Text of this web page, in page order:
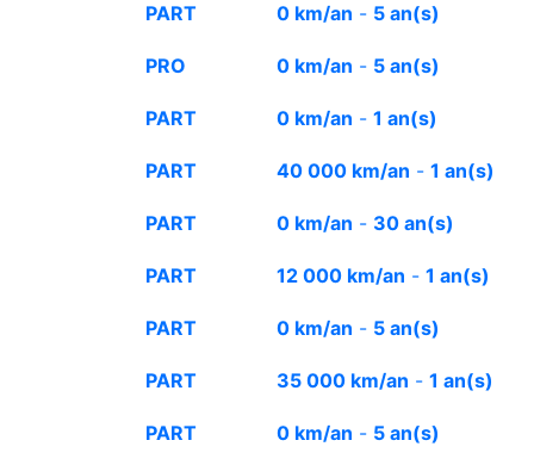
PART 0 km/an - 5 an(s)
PRO 0 km/an - 5 an(s)
PART 0 km/an -1 an(s)
PART 40 000 km/an -1 an(s)
PART 0 km/an - 30 an(s)
PART 12 000 km/an -1 an(s)
PART 0 km/an - 5 an(s)
PART 35 000 km/an -1 an(s)
PART 0 km/an - 5 an(s)